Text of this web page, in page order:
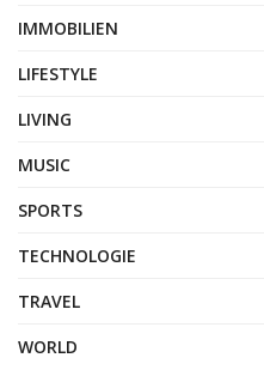
IMMOBILIEN
LIFESTYLE
LIVING
MUSIC
SPORTS
TECHNOLOGIE
TRAVEL
WORLD